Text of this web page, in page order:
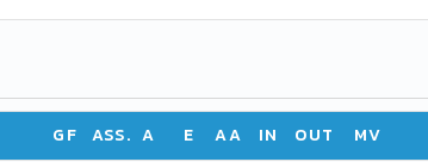
GF ASS. A E AA IN OUT MV